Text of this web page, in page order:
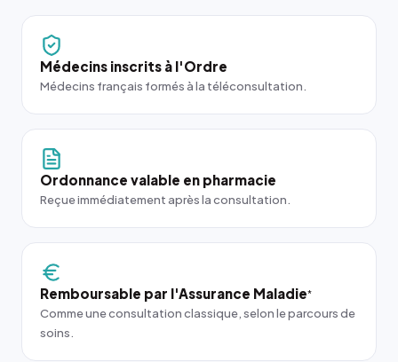
Médecins inscrits à l'Ordre
Médecins français formés à la téléconsultation.
Ordonnance valable en pharmacie
Reçue immédiatement après la consultation.
Remboursable par l'Assurance Maladie*
Comme une consultation classique, selon le parcours de
soins.